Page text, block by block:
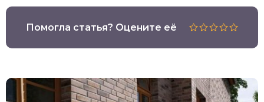
Помогла статья? Оцените её